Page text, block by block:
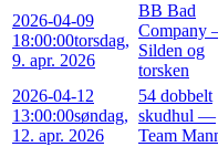
2026-04-09
18:00:00torsdag,
9. apr. 2026
BB Bad
Company
Silden og
torsken
2026-04-12
13:00:00søndag,
12. apr. 2026
54 dobbelt
skudhul —
Team